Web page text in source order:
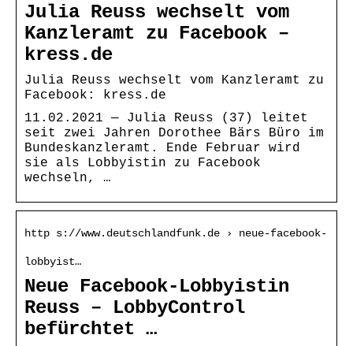
Julia Reuss wechselt vom
Kanzleramt zu Facebook –
kress.de
Julia Reuss wechselt vom Kanzleramt zu
Facebook: kress.de
11.02.2021 — Julia Reuss (37) leitet
seit zwei Jahren Dorothee Bärs Büro im
Bundeskanzleramt. Ende Februar wird
sie als Lobbyistin zu Facebook
wechseln, …
http s://www.deutschlandfunk.de › neue-facebook-
lobbyist…
Neue Facebook-Lobbyistin
Reuss – LobbyControl
befürchtet …